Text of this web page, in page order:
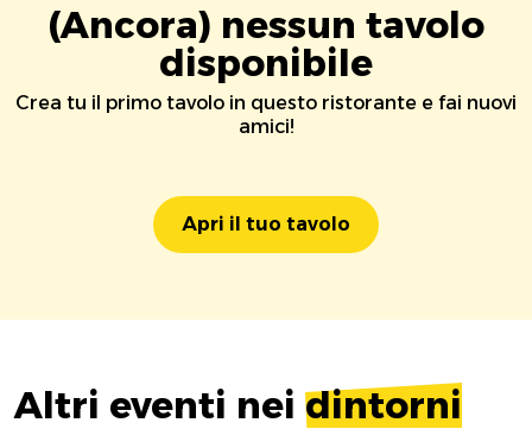
(Ancora) nessun tavolo
disponibile
Crea tu il primo tavolo in questo ristorante e fai nuovi
amici!
Apri il tuo tavolo
Altri eventi nei dintorni